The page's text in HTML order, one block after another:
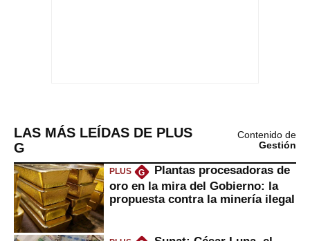
LAS MÁS LEÍDAS DE PLUS
G
Contenido de
Gestión
PLUS G
Plantas procesadoras de
oro en la mira del Gobierno: la
propuesta contra la minería ilegal